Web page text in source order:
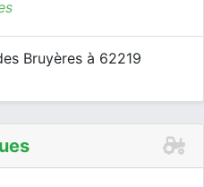
Bruyères à 62219